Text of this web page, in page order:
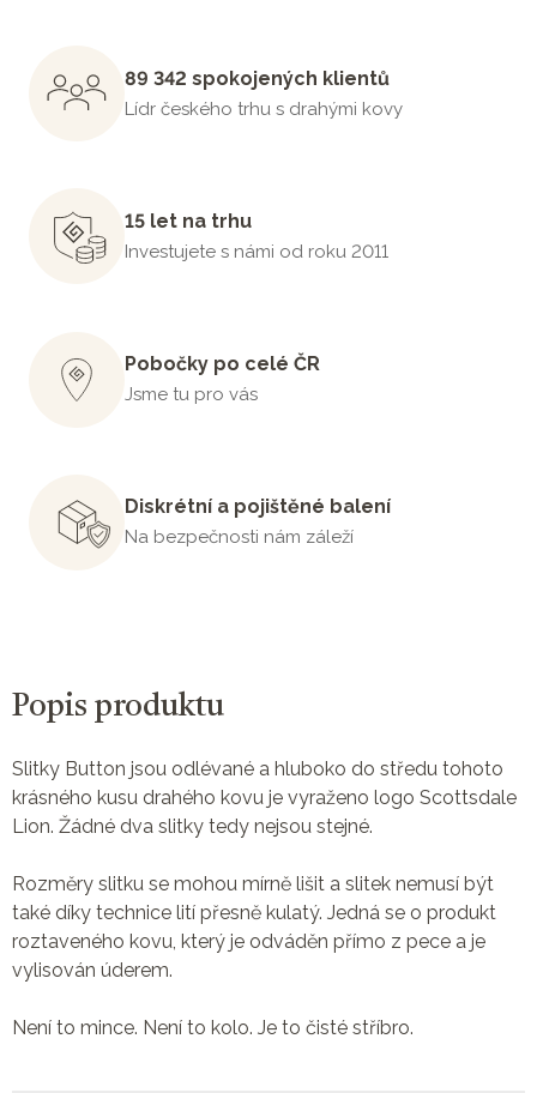
89 342 spokojených klientů
Lídr českého trhu s drahými kovy
15 let na trhu
Investujete s námi od roku 2011
Pobočky po celé ČR
Jsme tu pro vás
Diskrétní a pojištěné balení
Na bezpečnosti nám záleží
Popis produktu
Slitky Button jsou odlévané a hluboko do středu tohoto
krásného kusu drahého kovu je vyraženo logo Scottsdale
Lion. Žádné dva slitky tedy nejsou stejné.
Rozměry slitku se mohou mírně lišit a slitek nemusí být
také díky technice lití přesně kulatý. Jedná se o produkt
roztaveného kovu, který je odváděn přímo z pece a je
vylisován úderem.
Není to mince. Není to kolo. Je to čisté stříbro.